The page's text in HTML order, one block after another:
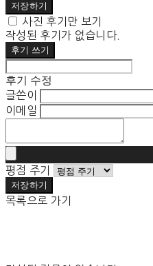
저장하기
사진 후기만 보기
작성된 후기가 없습니다.
후기 쓰기
후기 수정
글쓴이
이메일
평점 주기
저장하기
목록으로 가기